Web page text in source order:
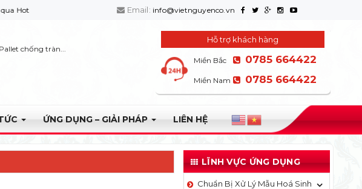
0932 664422 Email: info@vietnguyenco.vn
chống tràn...
Hỗ trợ khách hàng
Miền Bắc 0785 664422
Miền Nam 0785 664422
ỨNG DỤNG – GIẢI PHÁP LIÊN HỆ
LĨNH VỰC ỨNG DỤNG
Chuẩn Bị Xử Lý Mẫu Hoá Sinh